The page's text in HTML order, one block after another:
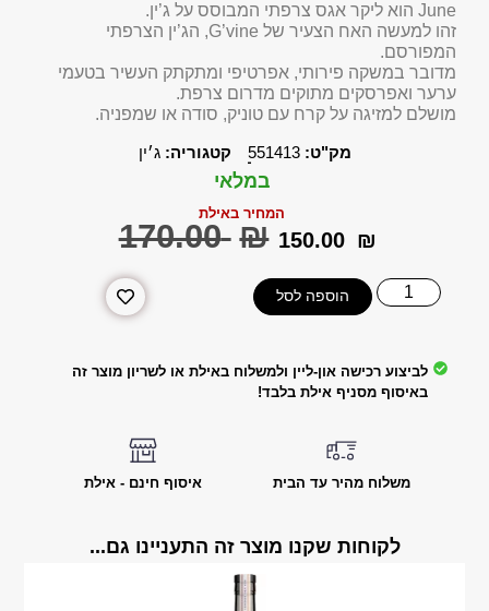
June הוא ליקר אגס צרפתי המבוסס על ג’ין.
זהו למעשה האח הצעיר של G’vine, הג’ין הצרפתי
המפורסם.
מדובר במשקה פירותי, אפרטיפי ומתקתק העשיר בטעמי
ערער ואפרסקים מתוקים מדרום צרפת.
מושלם למזיגה על קרח עם טוניק, סודה או שמפניה.
מק"ט:551413 קטגוריה: ג׳ין
במלאי
המחיר באילת
‎170.00 ₪ ‎150.00 ₪
הוספה לסל
לביצוע רכישה און-ליין ולמשלוח באילת או לשריון מוצר זה
באיסוף מסניף אילת בלבד!
משלוח מהיר עד הבית איסוף חינם - אילת
לקוחות שקנו מוצר זה התעניינו גם...